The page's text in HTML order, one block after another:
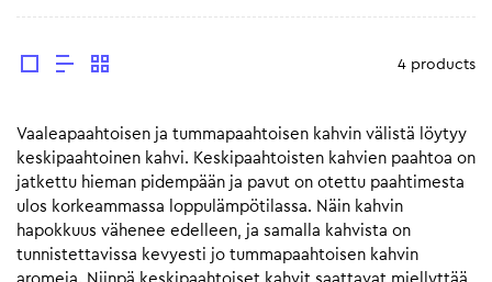
4 products
Vaaleapaahtoisen ja tummapaahtoisen kahvin välistä löytyy
keskipaahtoinen kahvi. Keskipaahtoisten kahvien paahtoa on
jatkettu hieman pidempään ja pavut on otettu paahtimesta
ulos korkeammassa loppulämpötilassa. Näin kahvin
hapokkuus vähenee edelleen, ja samalla kahvista on
tunnistettavissa kevyesti jo tummapaahtoisen kahvin